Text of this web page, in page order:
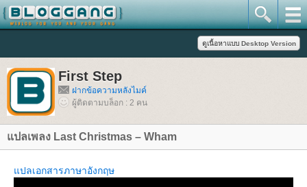
First Step
ฝากข้อความหลังไมค์
ผู้ติดตามบล็อก : 2 คน
ปลเพลง Last Christmas – Wham
ปลเอกสารภาษาอังกฤษ